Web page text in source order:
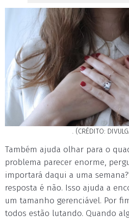
. (CRÉDITO:
Também ajuda olhar para o
problema parecer enorme,
importará daqui a uma
resposta é não. Isso ajuda a
um tamanho gerenciável. Por
todos estão lutando. Quando